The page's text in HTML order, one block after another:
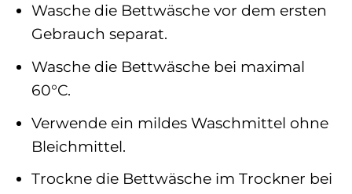
Wasche die Bettwäsche vor dem ersten
Gebrauch separat.
Wasche die Bettwäsche bei maximal
60°C.
Verwende ein mildes Waschmittel ohne
Bleichmittel.
Trockne die Bettwäsche im Trockner bei